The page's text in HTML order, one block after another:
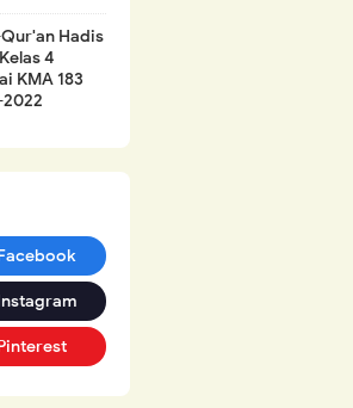
Qur'an Hadis
4
KMA 183
2022